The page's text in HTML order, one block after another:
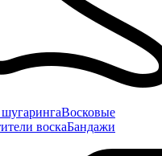
Восковые
воскаБандажи